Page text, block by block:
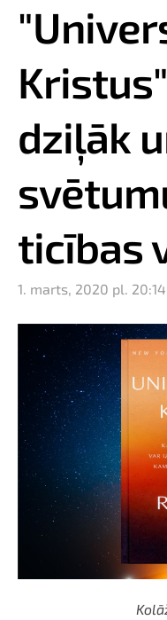
dziļāk
ticības
1. marts, 2020 pl.